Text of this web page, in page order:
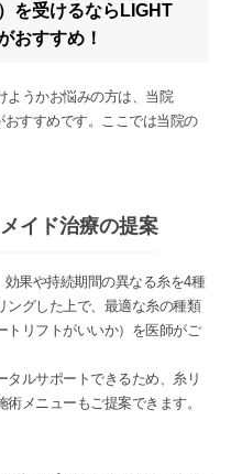
を受けるならLIGHT
おすすめ！
ようかお悩みの方は、当院
おすすめです。ここでは当院の
イド治療の提案
効果や持続期間の異なる糸を4種
ングした上で、最適な糸の種類
トリフトがいいか）を医師がご
タルサポートできるため、糸リ
メニューもご提案できます。